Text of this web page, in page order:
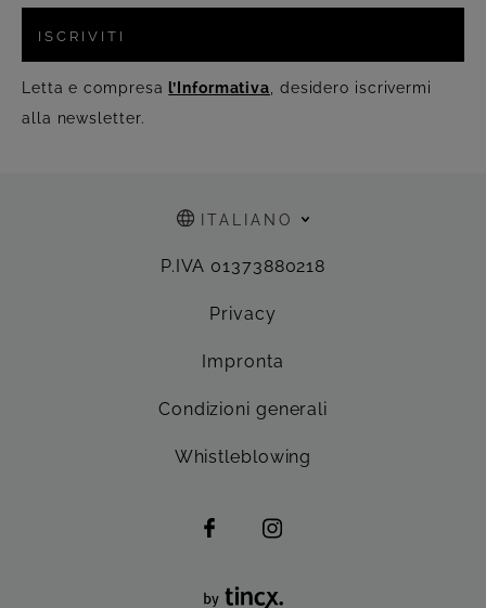
ISCRIVITI
Letta e compresa l’Informativa , desidero iscrivermi
alla newsletter.
ITALIANO
P.IVA 01373880218
Privacy
Impronta
Condizioni generali
Whistleblowing